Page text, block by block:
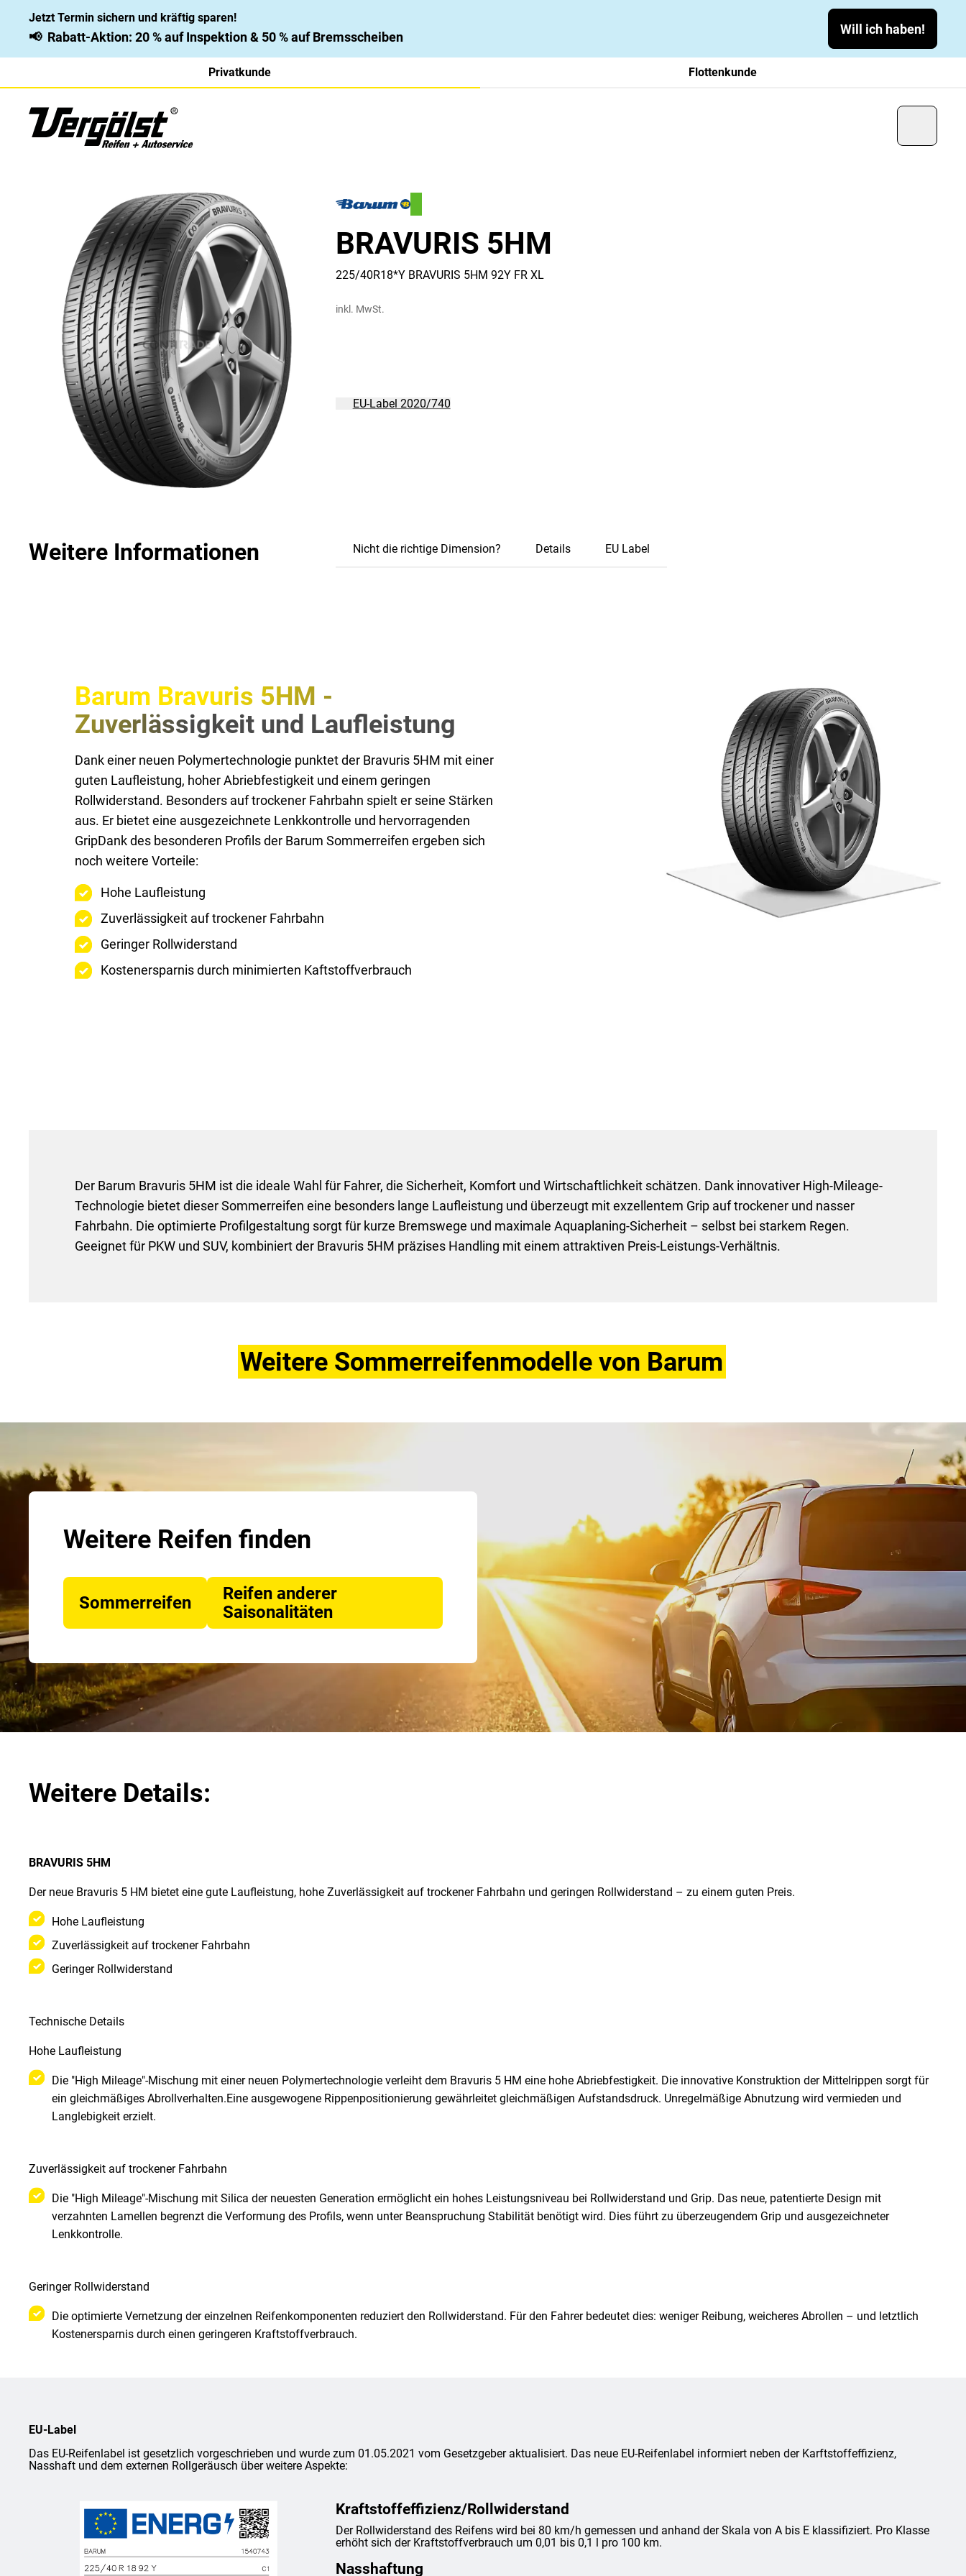
Jetzt Termin sichern und kräftig sparen!
📢 Rabatt-Aktion: 20 % auf Inspektion & 50 % auf Bremsscheiben
Will ich haben!
Privatkunde Flottenkunde
BRAVURIS 5HM
225/40R18*Y BRAVURIS 5HM 92Y FR XL
inkl. MwSt.
EU-Label 2020/740
Weitere Informationen Nicht die richtige Dimension? Details EU Label
Barum Bravuris 5HM -
Zuverlässigkeit und Laufleistung
Dank einer neuen Polymertechnologie punktet der Bravuris 5HM mit einer
guten Laufleistung, hoher Abriebfestigkeit und einem geringen
Rollwiderstand. Besonders auf trockener Fahrbahn spielt er seine Stärken
aus. Er bietet eine ausgezeichnete Lenkkontrolle und hervorragenden
GripDank des besonderen Profils der Barum Sommerreifen ergeben sich
noch weitere Vorteile:
Hohe Laufleistung
Zuverlässigkeit auf trockener Fahrbahn
Geringer Rollwiderstand
Kostenersparnis durch minimierten Kaftstoffverbrauch
Der Barum Bravuris 5HM ist die ideale Wahl für Fahrer, die Sicherheit, Komfort und Wirtschaftlichkeit schätzen. Dank innovativer High-Mileage-
Technologie bietet dieser Sommerreifen eine besonders lange Laufleistung und überzeugt mit exzellentem Grip auf trockener und nasser
Fahrbahn. Die optimierte Profilgestaltung sorgt für kurze Bremswege und maximale Aquaplaning-Sicherheit – selbst bei starkem Regen.
Geeignet für PKW und SUV, kombiniert der Bravuris 5HM präzises Handling mit einem attraktiven Preis-Leistungs-Verhältnis.
Weitere Sommerreifenmodelle von Barum
Weitere Reifen finden
Sommerreifen
Reifen anderer
Saisonalitäten
Weitere Details:
BRAVURIS 5HM
Der neue Bravuris 5 HM bietet eine gute Laufleistung, hohe Zuverlässigkeit auf trockener Fahrbahn und geringen Rollwiderstand – zu einem guten Preis.
Hohe Laufleistung
Zuverlässigkeit auf trockener Fahrbahn
Geringer Rollwiderstand
Technische Details
Hohe Laufleistung
Die "High Mileage"-Mischung mit einer neuen Polymertechnologie verleiht dem Bravuris 5 HM eine hohe Abriebfestigkeit. Die innovative Konstruktion der Mittelrippen sorgt für
ein gleichmäßiges Abrollverhalten.Eine ausgewogene Rippenpositionierung gewährleitet gleichmäßigen Aufstandsdruck. Unregelmäßige Abnutzung wird vermieden und
Langlebigkeit erzielt.
Zuverlässigkeit auf trockener Fahrbahn
Die "High Mileage"-Mischung mit Silica der neuesten Generation ermöglicht ein hohes Leistungsniveau bei Rollwiderstand und Grip. Das neue, patentierte Design mit
verzahnten Lamellen begrenzt die Verformung des Profils, wenn unter Beanspruchung Stabilität benötigt wird. Dies führt zu überzeugendem Grip und ausgezeichneter
Lenkkontrolle.
Geringer Rollwiderstand
Die optimierte Vernetzung der einzelnen Reifenkomponenten reduziert den Rollwiderstand. Für den Fahrer bedeutet dies: weniger Reibung, weicheres Abrollen – und letztlich
Kostenersparnis durch einen geringeren Kraftstoffverbrauch.
EU-Label
Das EU-Reifenlabel ist gesetzlich vorgeschrieben und wurde zum 01.05.2021 vom Gesetzgeber aktualisiert. Das neue EU-Reifenlabel informiert neben der Karftstoffeffizienz,
Nasshaft und dem externen Rollgeräusch über weitere Aspekte:
Kraftstoffeffizienz/Rollwiderstand
Der Rollwiderstand des Reifens wird bei 80 km/h gemessen und anhand der Skala von A bis E klassifiziert. Pro Klasse
erhöht sich der Kraftstoffverbrauch um 0,01 bis 0,1 l pro 100 km.
Nasshaftung